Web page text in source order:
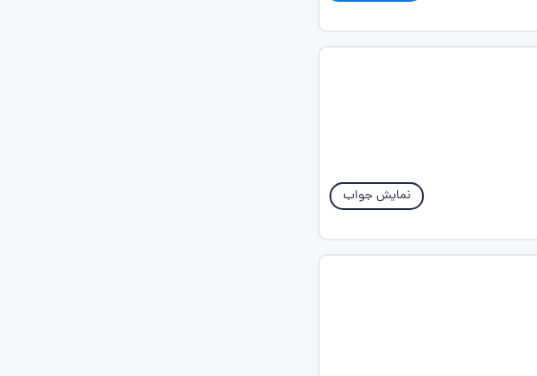
نمایش جواب